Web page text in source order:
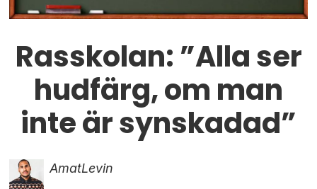
Rasskolan: ”Alla ser
hudfärg, om man
inte är synskadad”
AmatLevin